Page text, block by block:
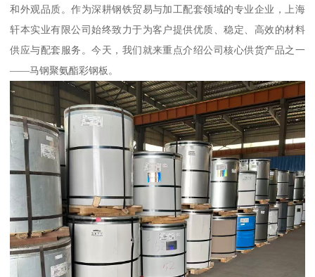
和外观品质。作为深耕钢铁贸易与加工配套领域的专业企业，上海
轩本实业有限公司始终致力于为客户提供优质、稳定、高效的材料
供应与配套服务。今天，我们就来重点介绍公司核心供货产品之一
——马钢聚氨酯彩钢板。